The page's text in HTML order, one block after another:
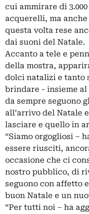
cui ammirare di
acquerelli, ma
questa volta rese
dai suoni del Natale.
Accanto a tele e
della mostra,
dolci natalizi e tanto
brindare - insieme
da sempre seguono
all’arrivo del Natale
lasciare e quello in
“Siamo orgogliosi –
essere riusciti,
occasione che ci
nostro pubblico, di
seguono con affetto
buon Natale e un
“Per tutti noi – ha